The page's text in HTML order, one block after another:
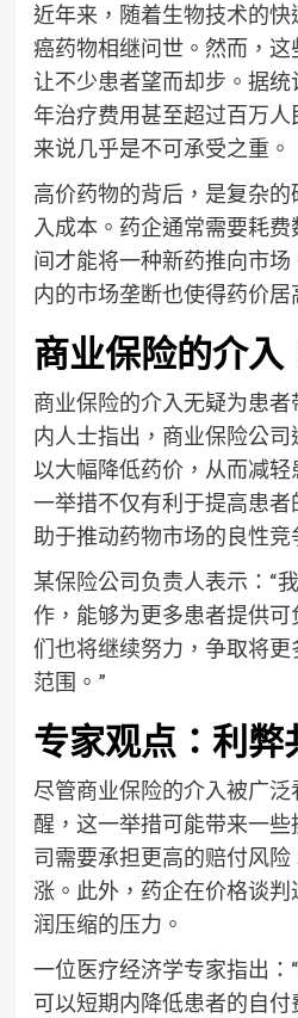
近年来，随着生物技术的
癌药物相继问世。然而，
让不少患者望而却步。据
年治疗费用甚至超过百万
来说几乎是不可承受之重。
高价药物的背后，是复杂
入成本。药企通常需要耗
间才能将一种新药推向市
内的市场垄断也使得药价居
商业保险的介入
商业保险的介入无疑为患
内人士指出，商业保险公
以大幅降低药价，从而减
一举措不仅有利于提高患
助于推动药物市场的良性竞
某保险公司负责人表示：“
作，能够为更多患者提供
们也将继续努力，争取将
范围。”
专家观点：利弊
尽管商业保险的介入被广
醒，这一举措可能带来一
司需要承担更高的赔付风
涨。此外，药企在价格谈判
润压缩的压力。
一位医疗经济学专家指出：
可以短期内降低患者的自付